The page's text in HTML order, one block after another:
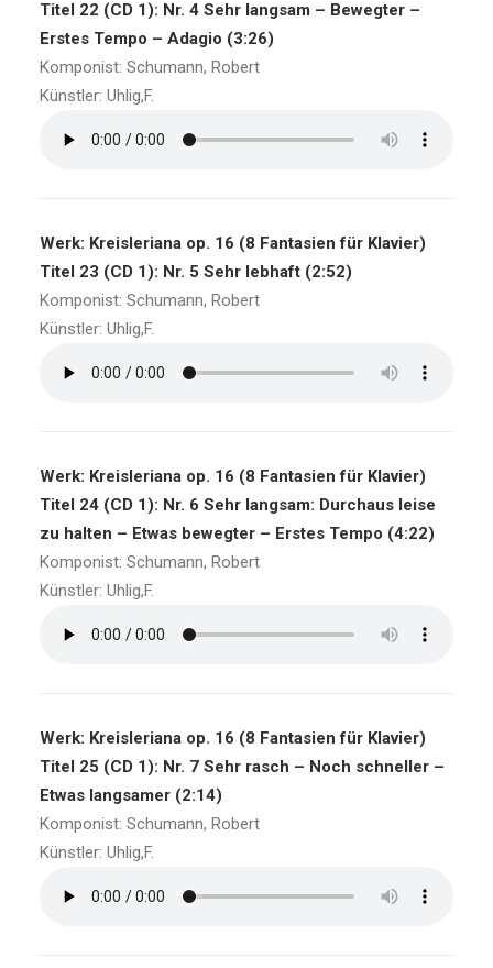
Titel 22 (CD 1): Nr. 4 Sehr langsam – Bewegter –
Erstes Tempo – Adagio (3:26)
Komponist: Schumann, Robert
Künstler: Uhlig,F.
Werk: Kreisleriana op. 16 (8 Fantasien für Klavier)
Titel 23 (CD 1): Nr. 5 Sehr lebhaft (2:52)
Komponist: Schumann, Robert
Künstler: Uhlig,F.
Werk: Kreisleriana op. 16 (8 Fantasien für Klavier)
Titel 24 (CD 1): Nr. 6 Sehr langsam: Durchaus leise
zu halten – Etwas bewegter – Erstes Tempo (4:22)
Komponist: Schumann, Robert
Künstler: Uhlig,F.
Werk: Kreisleriana op. 16 (8 Fantasien für Klavier)
Titel 25 (CD 1): Nr. 7 Sehr rasch – Noch schneller –
Etwas langsamer (2:14)
Komponist: Schumann, Robert
Künstler: Uhlig,F.